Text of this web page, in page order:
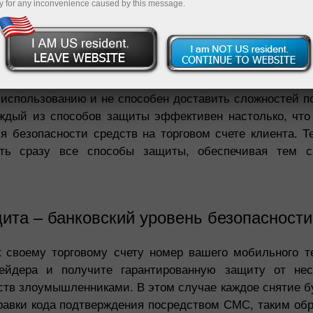
то вы не просто защитите ваш торговый счет от
любые возможные риски кражи доступов
и не способен доставить сложностей
из способов защиты эффективен настолько,
безопасности средств на торговом счете клиента.
сразу все способы защиты, обеспечивая тем
– банковский уровень безопасности
своему торговому счету номер вашего мобильного
и получите гарантированную защиту от
злоумышленниками. В этом случае каждое снятие
кода подтверждения посредством СМС, таким
for any inconvenience caused by this message.